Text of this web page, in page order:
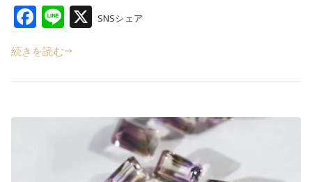
F
a
c
e
Li
e
X
SNSシェア
続きを読む